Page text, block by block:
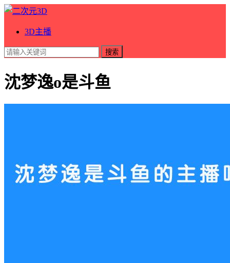
3D主播
搜索
沈梦逸o是斗鱼